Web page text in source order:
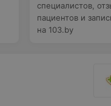
специалистов,
пациентов и
на 103.by